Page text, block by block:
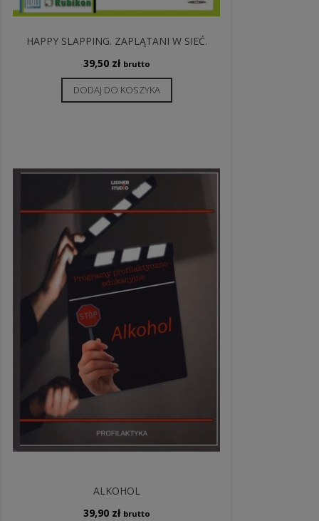
HAPPY SLAPPING. ZAPLĄTANI W SIEĆ.
39,50 zł brutto
DODAJ DO KOSZYKA
ALKOHOL
39,90 zł brutto